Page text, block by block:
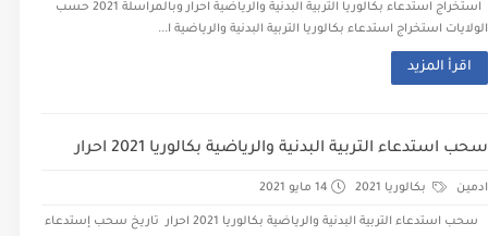
استخراج استدعاء بكالوريا التربية البدنية والرياضية احرار وبالمراسلة 2021 حسب
الولايات استخراج استدعاء بكالوريا التربية البدنية والرياضية ا...
اقرأ المزيد
سحب استدعاء التربية البدنية والرياضية بكالوريا 2021 احرار
ادمين بكالوريا 2021 14 مايو 2021
سحب استدعاء التربية البدنية والرياضية بكالوريا 2021 احرار تاريخ سحب إستدعاء